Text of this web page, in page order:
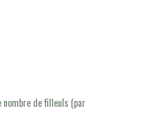
de filleuls (par